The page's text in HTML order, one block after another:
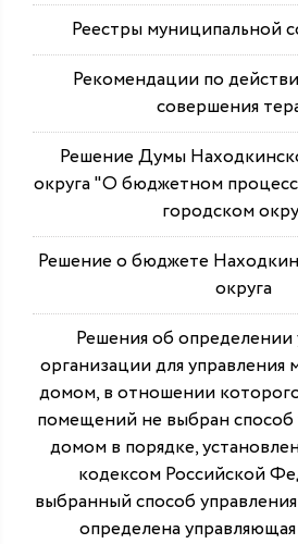
Реестры муниципальной
Рекомендации по
совершения
Решение Думы
округа "О бюджетном
городском
Решение о бюджете
округа
Решения об
организации для
домом, в отношении
помещений не выбран способ
домом в порядке,
кодексом Российской
выбранный способ
определена